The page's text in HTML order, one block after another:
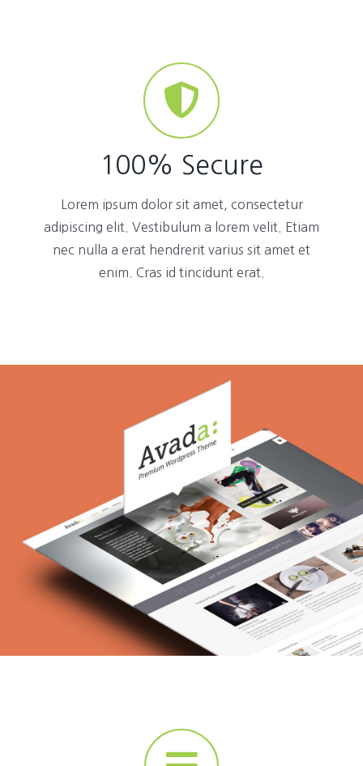
100% Secure
Lorem ipsum dolor sit amet, consectetur
adipiscing elit. Vestibulum a lorem velit. Etiam
nec nulla a erat hendrerit varius sit amet et
enim. Cras id tincidunt erat.